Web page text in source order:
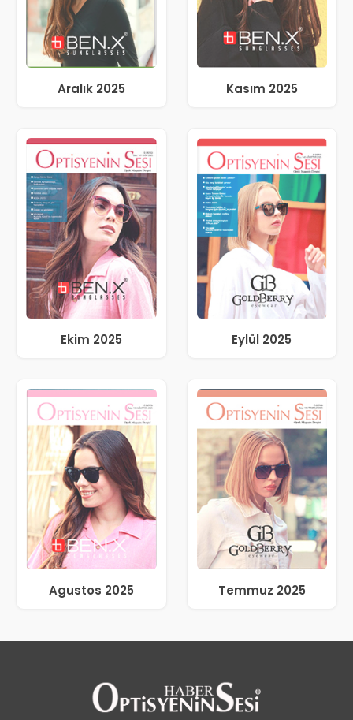
Aralık 2025 Kasım 2025
Ekim 2025 Eylül 2025
Agustos 2025 Temmuz 2025